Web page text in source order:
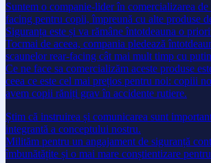
Suntem o companie-lider în comercializarea de
facing pentru copii, împreună cu alte produse
Siguranța este și va rămâne întotdeauna o
Tocmai de aceea, compania pledează
scaunelor rear-facing cât mai mult timp cu
Ce ne face sa comercializăm aceste produse
ceea ce este cel mai prețios pentru noi: copiii
avem copii răniți grav în accidente rutiere.
Știm că instruirea și comunicarea sunt
integrantă a conceptului nostru.
Milităm pentru un angajament de siguranță
îmbunătățite și o mai mare conștientizare